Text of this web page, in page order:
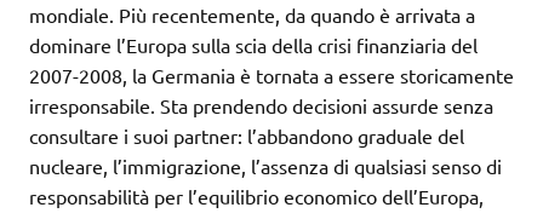
mondiale. Più recentemente, da quando è arrivata a
dominare l’Europa sulla scia della crisi finanziaria del
2007-2008, la Germania è tornata a essere storicamente
irresponsabile. Sta prendendo decisioni assurde senza
consultare i suoi partner: l’abbandono graduale del
nucleare, l’immigrazione, l’assenza di qualsiasi senso di
responsabilità per l’equilibrio economico dell’Europa,